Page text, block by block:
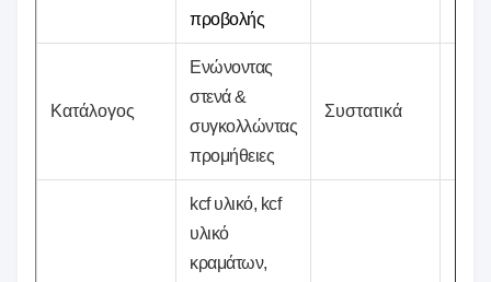
προβολής
Κατάλογος
Ενώνοντας
στενά &
συγκολλώντας
προμήθειες
Συστατικά
kcf υλικό, kcf
υλικό
κραμάτων,